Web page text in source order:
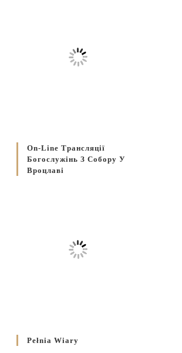
On-Line Трансляції
Богослужінь З Собору У
Вроцлаві
Pełnia Wiary